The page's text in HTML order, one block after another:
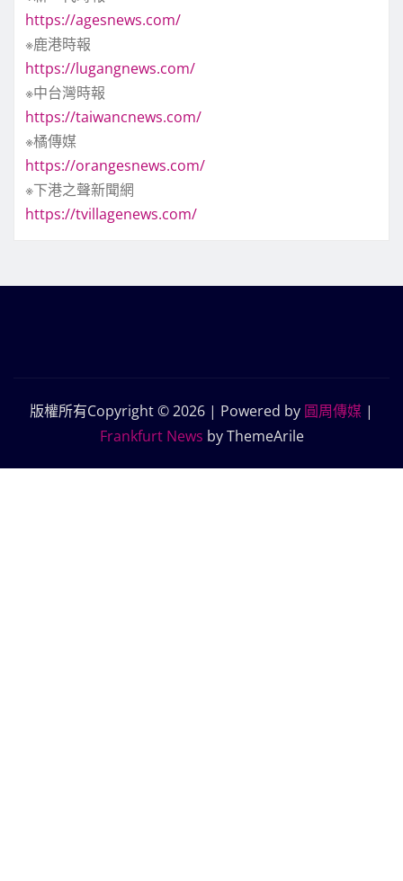
https://agesnews.com/
※鹿港時報
https://lugangnews.com/
※中台灣時報
https://taiwancnews.com/
※橘傳媒
https://orangesnews.com/
※下港之聲新聞網
https://tvillagenews.com/
版權所有Copyright © 2026 | Powered by 圓周傳媒 |
Frankfurt News by ThemeArile